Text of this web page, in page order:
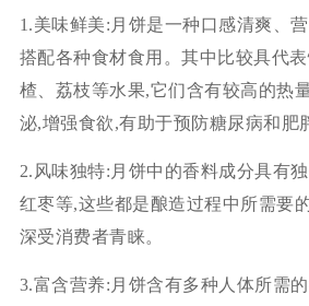
1.美味鲜美:月饼是一种口感清爽、
搭配各种食材食用。其中比较具代
楂、荔枝等水果,它们含有较高的热
泌,增强食欲,有助于预防糖尿病和肥
2.风味独特:月饼中的香料成分具有
红枣等,这些都是酿造过程中所需要
深受消费者青睐。
3.富含营养:月饼含有多种人体所需